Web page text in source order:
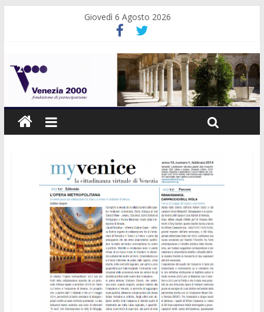
Giovedì 6 Agosto 2026